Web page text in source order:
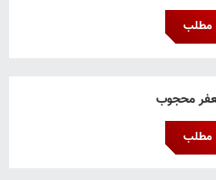
مطلب
محجوب
مطلب